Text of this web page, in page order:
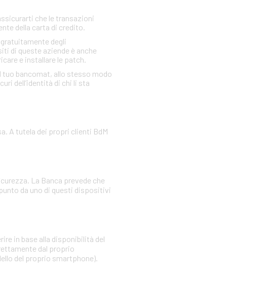
che le transazioni
della carta di credito.
degli
di queste aziende è anche
e installare le patch.
tuo bancomat, allo stesso modo
dell’identità di chi li sta
A tutela dei propri clienti BdM
La Banca prevede che
da uno di questi dispositivi
in base alla disponibilità del
dal proprio
del proprio smartphone).